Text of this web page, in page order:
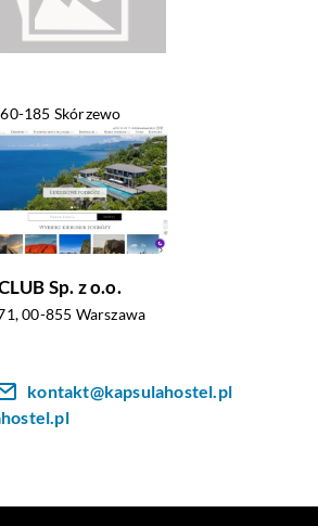
185 Skórzewo
Sp. z o.o.
00-855 Warszawa
kontakt@kapsulahostel.pl